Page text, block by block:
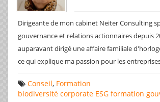
Dirigeante de mon cabinet Neiter Consulting
gouvernance et relations actionnaires depuis
auparavant dirigé une affaire familiale
ce qui explique ma passion pour les
Conseil, Formation
biodiversité corporate ESG formation